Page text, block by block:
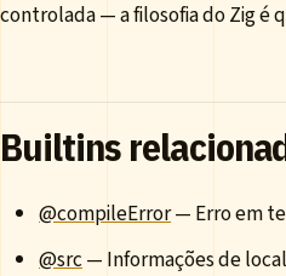
controlada — a filosofia do Zig é
Builtins
@compileError— Erro em
@src— Informações de